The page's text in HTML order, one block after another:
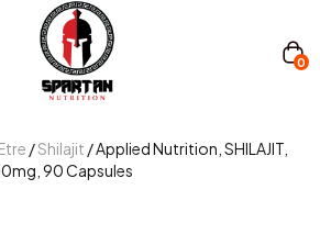
0
/Shilajit / Applied Nutrition, SHILAJIT,
90 Capsules